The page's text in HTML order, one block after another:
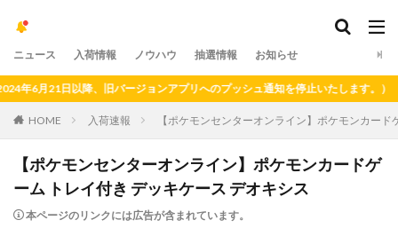
ニュース 入荷情報 ノウハウ 抽選情報 お知らせ
21日以降、旧バージョンアプリへのプッシュ通知を停止いたします。）
HOME 入荷速報 【ポケモンセンターオンライン】ポケモンカー
【ポケモンセンターオンライン】ポケモンカードゲ
ーム トレイ付き デッキケース デオキシス
本ページのリンクには広告が含まれています。